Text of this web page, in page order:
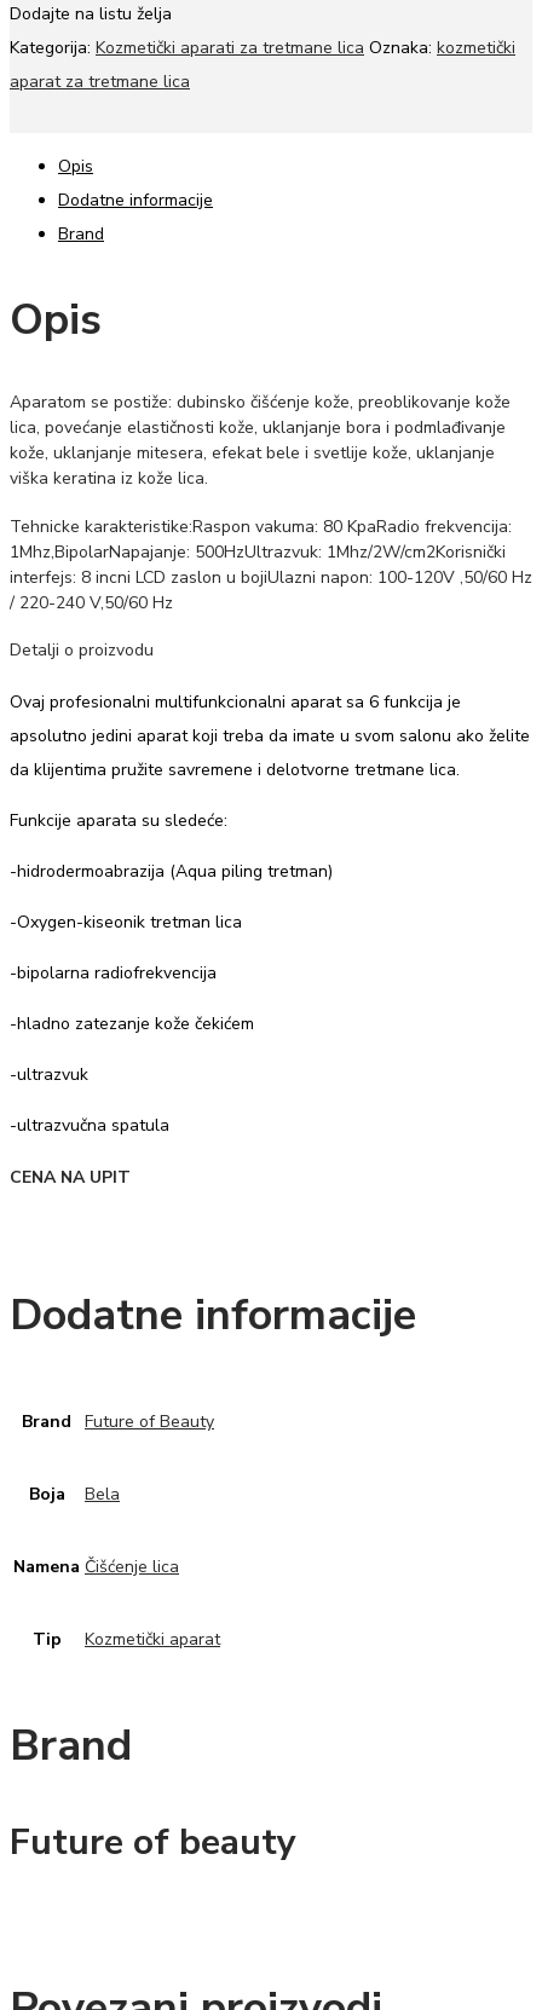
Dodajte na listu želja
Kategorija: Kozmetički aparati za tretmane lica Oznaka: kozmetički
aparat za tretmane lica
Opis
Dodatne informacije
Brand
Opis
Aparatom se postiže: dubinsko čišćenje kože, preoblikovanje kože
lica, povećanje elastičnosti kože, uklanjanje bora i podmlađivanje
kože, uklanjanje mitesera, efekat bele i svetlije kože, uklanjanje
viška keratina iz kože lica.
Tehnicke karakteristike:Raspon vakuma: 80 KpaRadio frekvencija:
1Mhz,BipolarNapajanje: 500HzUltrazvuk: 1Mhz/2W/cm2Korisnički
interfejs: 8 incni LCD zaslon u bojiUlazni napon: 100-120V ,50/60 Hz
/ 220-240 V,50/60 Hz
Detalji o proizvodu
Ovaj profesionalni multifunkcionalni aparat sa 6 funkcija je
apsolutno jedini aparat koji treba da imate u svom salonu ako želite
da klijentima pružite savremene i delotvorne tretmane lica.
Funkcije aparata su sledeće:
-hidrodermoabrazija (Aqua piling tretman)
-Oxygen-kiseonik tretman lica
-bipolarna radiofrekvencija
-hladno zatezanje kože čekićem
-ultrazvuk
-ultrazvučna spatula
CENA NA UPIT
Dodatne informacije
Brand Future of Beauty
Boja Bela
Namena Čišćenje lica
Tip Kozmetički aparat
Brand
Future of beauty